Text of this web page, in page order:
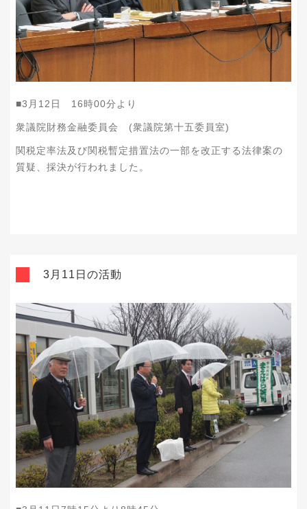
■3月12日 16時00分より
衆議院財務金融委員会 (衆議院第十五委員室)
関税定率法及び関税暫定措置法の一部を改正する法律案の
質疑、採決が行われました。
3月11日の活動